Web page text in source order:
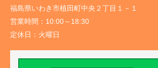
福島県いわき市植田町中央２丁目１－１
営業時間： 10:00～18:30
定休日： 火曜日